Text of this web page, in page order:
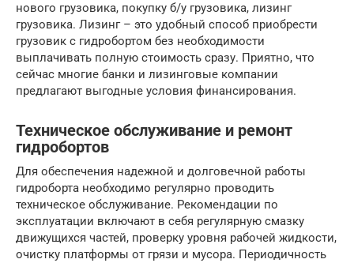
нового грузовика, покупку б/у грузовика, лизинг
грузовика. Лизинг – это удобный способ приобрести
грузовик с гидробортом без необходимости
выплачивать полную стоимость сразу. Приятно, что
сейчас многие банки и лизинговые компании
предлагают выгодные условия финансирования.
Техническое обслуживание и ремонт
гидробортов
Для обеспечения надежной и долговечной работы
гидроборта необходимо регулярно проводить
техническое обслуживание. Рекомендации по
эксплуатации включают в себя регулярную смазку
движущихся частей, проверку уровня рабочей жидкости,
очистку платформы от грязи и мусора. Периодичность